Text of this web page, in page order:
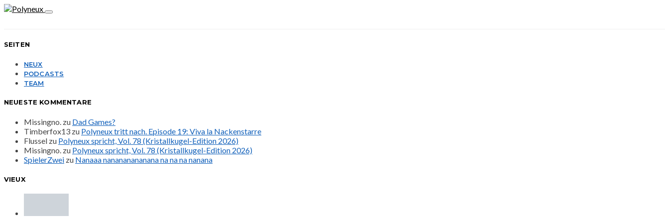
SEITEN
NEUX
PODCASTS
TEAM
NEUESTE KOMMENTARE
Missingno. zu Dad Games?
Timberfox13 zu Polyneux tritt nach. Episode 19: Viva la Nackenstarre
Flussel zu Polyneux spricht, Vol. 78 (Kristallkugel-Edition 2026)
Missingno. zu Polyneux spricht, Vol. 78 (Kristallkugel-Edition 2026)
SpielerZwei zu Nanaaa nanananananana na na na nanana
VIEUX